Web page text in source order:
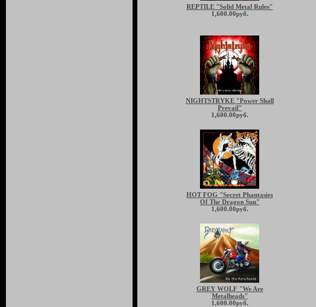
REPTILE "Solid Metal Rules"
1,600.00руб.
NIGHTSTRYKE "Power Shall
Prevail"
1,600.00руб.
HOT FOG "Secret Phantasies
Of The Dragon Sun"
1,600.00руб.
GREY WOLF "We Are
Metalheads"
1,600.00руб.